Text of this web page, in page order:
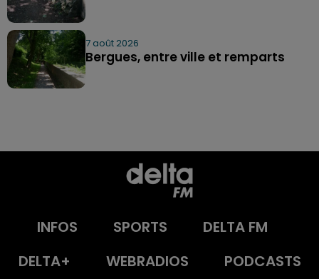
7 août 2026
Bergues, entre ville et remparts
INFOS SPORTS
DELTA FM
DELTA+
WEBRADIOS PODCASTS